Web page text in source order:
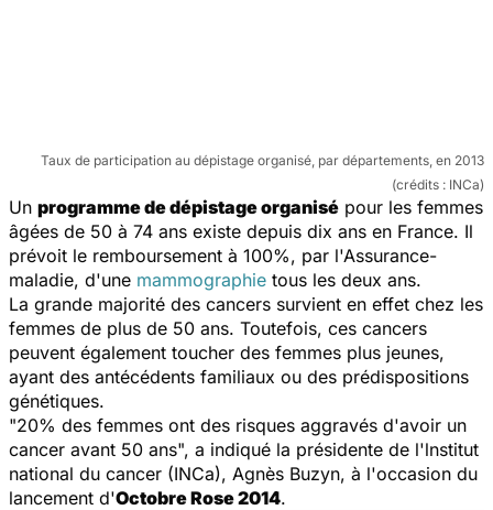
Taux de participation au dépistage organisé, par départements, en 2013
(crédits : INCa)
Un programme de dépistage organisé pour les femmes
âgées de 50 à 74 ans existe depuis dix ans en France. Il
prévoit le remboursement à 100%, par l'Assurance-
maladie, d'une mammographie tous les deux ans.
La grande majorité des cancers survient en effet chez les
femmes de plus de 50 ans. Toutefois, ces cancers
peuvent également toucher des femmes plus jeunes,
ayant des antécédents familiaux ou des prédispositions
génétiques.
"20% des femmes ont des risques aggravés d'avoir un
cancer avant 50 ans", a indiqué la présidente de l'lnstitut
national du cancer (INCa), Agnès Buzyn, à l'occasion du
lancement d'Octobre Rose 2014.